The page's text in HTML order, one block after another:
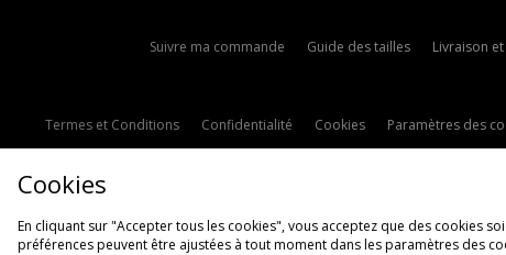
Suivre ma commande Guide des tailles Livraison
Termes et Conditions Confidentialité Cookies Paramètres des
Cookies
En cliquant sur "Accepter tous les cookies", vous acceptez que des cookies
préférences peuvent être ajustées à tout moment dans les paramètres des